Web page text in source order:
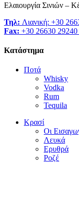
Ελαιουργία Σινιών –
Τηλ: Λιανική: +30
Fax: +30 26630 29240
Κατάστημα
Ποτά
Whisky
Vodka
Rum
Tequila
Κρασί
Οι
Λευκά
Ερυθρά
Ροζέ